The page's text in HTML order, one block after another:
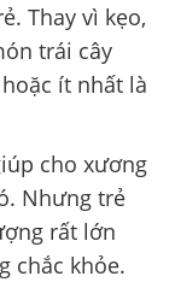
Thay vì kẹo,
trái cây
ít nhất là
cho xương
Nhưng trẻ
rất lớn
chắc khỏe.